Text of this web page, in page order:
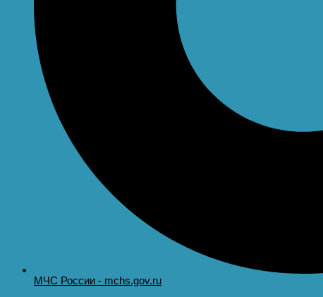
МЧС России - mchs.gov.ru